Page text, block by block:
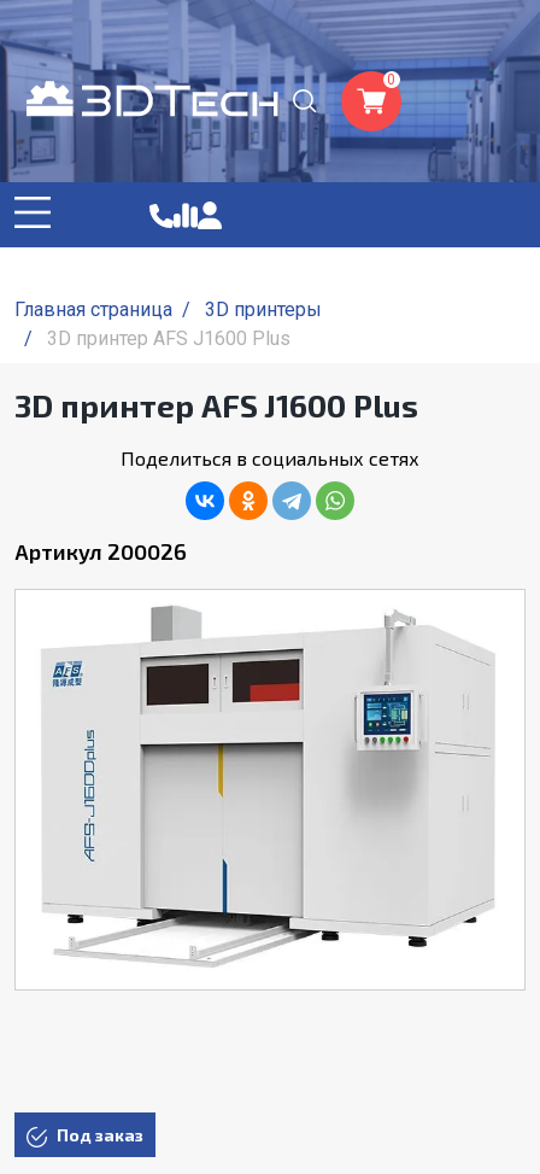
0
Главная страница /
3D принтеры
/
3D принтер AFS J1600 Plus
3D принтер AFS J1600 Plus
Поделиться в социальных сетях
Артикул 200026
Под заказ